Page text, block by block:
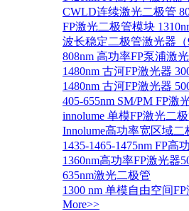
CWLD连续激光二极管
FP激光二极管模块
波长稳定二极管激光器（
808nm 高功率FP泵浦激
1480nm 古河FP激光器
1480nm 古河FP激光器
405-655nm SM/PM FP激
innolume 单模FP激光二
Innolume高功率宽区域二
1435-1465-1475nm FP高
1360nm高功率FP激光器
635nm激光二极管
1300 nm 单模自由空间
More>>